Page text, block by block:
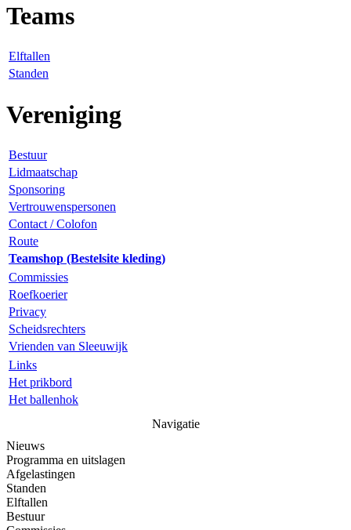
Teams
Elftallen
Standen
Vereniging
Bestuur
Lidmaatschap
Sponsoring
Vertrouwenspersonen
Contact / Colofon
Route
Teamshop (Bestelsite kleding)
Commissies
Roefkoerier
Privacy
Scheidsrechters
Vrienden van Sleeuwijk
Links
Het prikbord
Het ballenhok
Navigatie
Nieuws
Programma en uitslagen
Afgelastingen
Standen
Elftallen
Bestuur